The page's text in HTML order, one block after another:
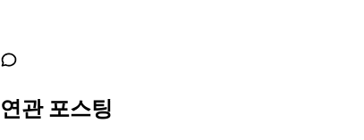
연관 포스팅